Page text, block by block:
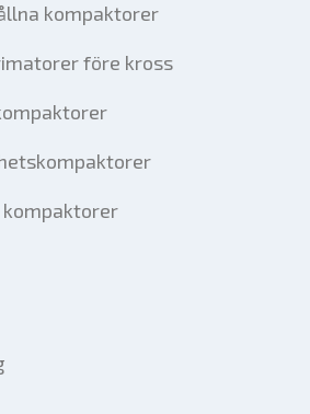
kompaktorer
före kross
kompaktorer